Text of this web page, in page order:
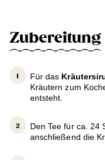
Zubereitung
Für das
Kräutern zum
entsteht.
Den Tee für ca. 24
anschließend die